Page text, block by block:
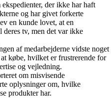
der ikke har haft
og har givet forkerte
en kunde lovet, at en
tv, men det var ikke
af ​​medarbejderne vidste noget
købe, hvilket er frustrerende for
og vejledning.
om misvisende
oplysninger om, hvilke
produkter har.